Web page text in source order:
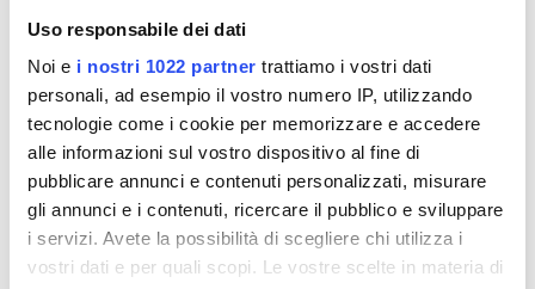
Uso responsabile dei dati
Noi e i nostri 1022 partner trattiamo i vostri dati
personali, ad esempio il vostro numero IP, utilizzando
tecnologie come i cookie per memorizzare e accedere
alle informazioni sul vostro dispositivo al fine di
pubblicare annunci e contenuti personalizzati, misurare
gli annunci e i contenuti, ricercare il pubblico e sviluppare
i servizi. Avete la possibilità di scegliere chi utilizza i
vostri dati e per quali scopi. Le vostre scelte in materia di
Ore 9.00 – 13.00 | Dott.ssa Maria Grazia Flore e
Esercitazioni pratiche
Sabato 5 ottobre
Ore 9.00 – 13.00 |Verifica degli apprendimenti e
discussione elaborato finale